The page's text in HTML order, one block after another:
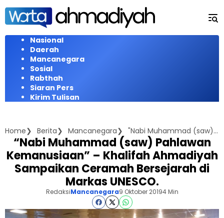
Langsung
konten
Nasional
Daerah
Mancanegara
Sosial
Rabthah
Siaran Pers
Kirim Tulisan
Home Berita Mancanegara "Nabi Muhammad (saw) Pahlawan Kemanusiaan" - Khalifah Ahmadiyah Sampaikan Ceramah Bersejarah di Markas UNESCO.
“Nabi Muhammad (saw) Pahlawan
Kemanusiaan” – Khalifah Ahmadiyah
Sampaikan Ceramah Bersejarah di
Markas UNESCO.
RedaksiMancanegara9 Oktober 20194 Min